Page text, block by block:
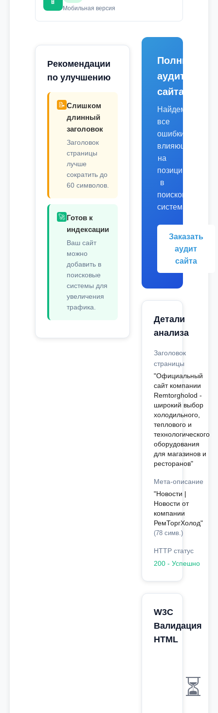
Мобильная версия
Рекомендации
по улучшению
📝 Слишком
длинный
заголовок
Заголовок
страницы
лучше
сократить до
60 символов.
🚀 Готов к
индексации
Ваш сайт
можно
добавить в
поисковые
системы для
увеличения
трафика.
Полный
аудит
сайта
Найдем
все
ошибки,
влияющие
на
позиции
в
поисковых
системах.
Заказать
аудит
сайта
Детали
анализа
Заголовок
страницы
"Официальный
сайт компании
Remtorgholod -
широкий выбор
холодильного,
теплового и
технологического
оборудования
для магазинов и
ресторанов"
Мета-описание
"Новости |
Новости от
компании
РемТоргХолод"
(78 симв.)
HTTP статус
200 - Успешно
W3C
Валидация
HTML
⏳